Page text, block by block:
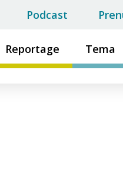
Reportage Tema
Podcast